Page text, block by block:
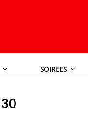
SOIREES
30